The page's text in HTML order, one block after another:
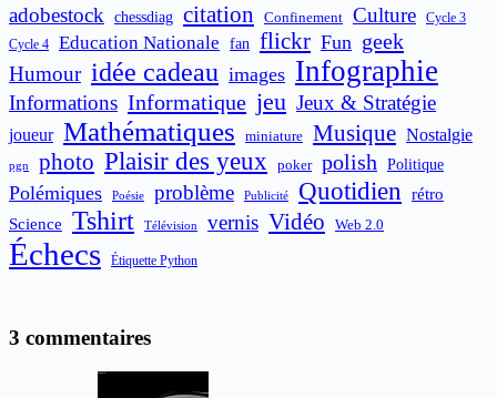
adobestock chessdiag citation Confinement Culture Cycle 3
Cycle 4 Education Nationale fan flickr Fun geek
Humour idée cadeau images Infographie
Informations Informatique jeu Jeux & Stratégie
joueur Mathématiques miniature Musique Nostalgie
pgn photo Plaisir des yeux poker polish Politique
Polémiques Poésie problème Publicité Quotidien
rétro
Science
Tshirt Télévision vernis Vidéo Web 2.0
Échecs Étiquette Python
3 commentaires